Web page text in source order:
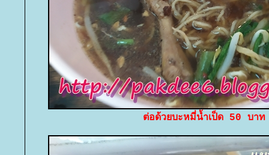
ต่อด้วยบะหมี่น้ำเป็ด 50 บาท